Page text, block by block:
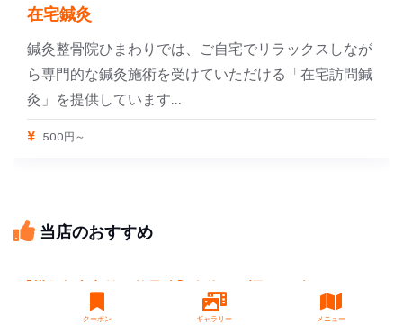
在宅鍼灸
鍼灸整骨院ひまわりでは、ご自宅でリラックスしなが
ら専門的な鍼灸施術を受けていただける「在宅訪問鍼
灸」を提供しています...
500円～
当店のおすすめ
相談を｜鍼灸整骨院ひまわり衣笠院
クーポン ギャラリー メニュー